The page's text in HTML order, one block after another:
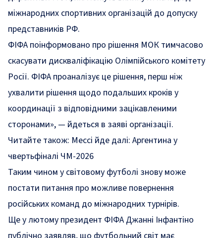
міжнародних спортивних організацій до допуску
представників РФ.
ФІФА поінформовано про рішення МОК тимчасово
скасувати дискваліфікацію Олімпійського комітету
Росії. ФІФА проаналізує це рішення, перш ніж
ухвалити рішення щодо подальших кроків у
координації з відповідними зацікавленими
сторонами», — йдеться в заяві організації.
Читайте також: Мессі йде далі: Аргентина у
чвертьфіналі ЧМ-2026
Таким чином у світовому футболі знову може
постати питання про можливе повернення
російських команд до міжнародних турнірів.
Ще у лютому президент ФІФА Джанні Інфантіно